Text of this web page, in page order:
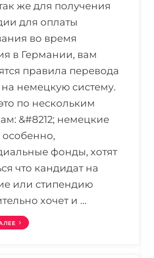
же для получения
для оплаты
во время
в Германии, вам
правила перевода
немецкую систему.
по нескольким
&#8212; немецкие
фонды, хотят
что кандидат на
или стипендию
хочет и …